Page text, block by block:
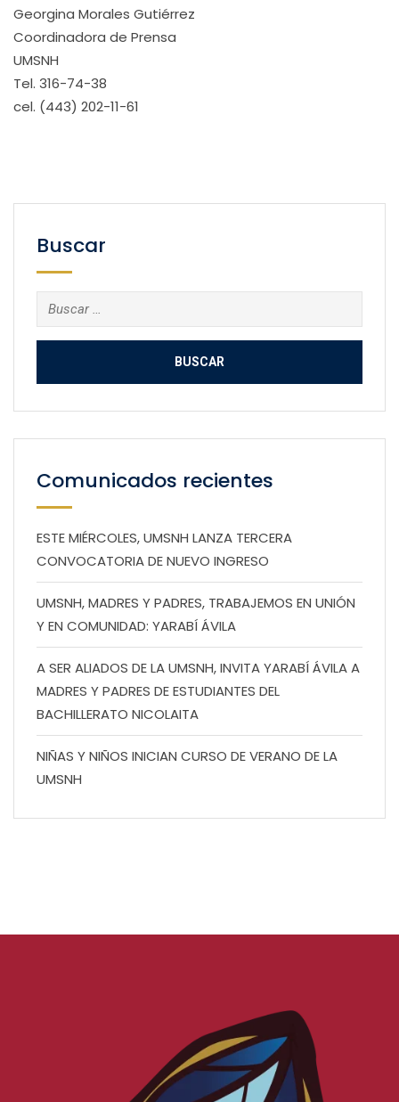
Georgina Morales Gutiérrez
Coordinadora de Prensa
UMSNH
Tel. 316-74-38
cel. (443) 202-11-61
Buscar
Buscar:
Comunicados recientes
ESTE MIÉRCOLES, UMSNH LANZA TERCERA
CONVOCATORIA DE NUEVO INGRESO
UMSNH, MADRES Y PADRES, TRABAJEMOS EN UNIÓN
Y EN COMUNIDAD: YARABÍ ÁVILA
A SER ALIADOS DE LA UMSNH, INVITA YARABÍ ÁVILA A
MADRES Y PADRES DE ESTUDIANTES DEL
BACHILLERATO NICOLAITA
NIÑAS Y NIÑOS INICIAN CURSO DE VERANO DE LA
UMSNH